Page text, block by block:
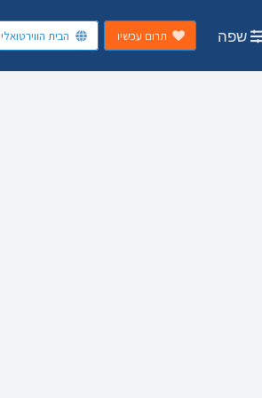
שפה תרום עכשיו הבית הווירטואלי